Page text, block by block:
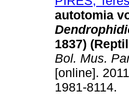
autotomia
1837)
Bol. Mus.
[online].
1981-8114.